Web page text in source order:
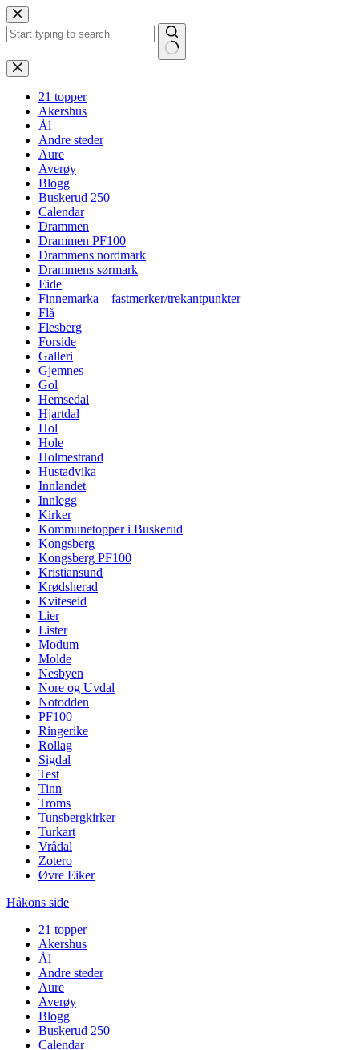
Hopp
til
innholdet
Ingen
resultater
21 topper
Akershus
Ål
Andre steder
Aure
Averøy
Blogg
Buskerud 250
Calendar
Drammen
Drammen PF100
Drammens nordmark
Drammens sørmark
Eide
Finnemarka – fastmerker/trekantpunkter
Flå
Flesberg
Forside
Galleri
Gjemnes
Gol
Hemsedal
Hjartdal
Hol
Hole
Holmestrand
Hustadvika
Innlandet
Innlegg
Kirker
Kommunetopper i Buskerud
Kongsberg
Kongsberg PF100
Kristiansund
Krødsherad
Kviteseid
Lier
Lister
Modum
Molde
Nesbyen
Nore og Uvdal
Notodden
PF100
Ringerike
Rollag
Sigdal
Test
Tinn
Troms
Tunsbergkirker
Turkart
Vrådal
Zotero
Øvre Eiker
Håkons side
21 topper
Akershus
Ål
Andre steder
Aure
Averøy
Blogg
Buskerud 250
Calendar